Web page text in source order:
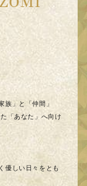
族」と「仲間」
「あなた」へ向け
優しい日々をとも